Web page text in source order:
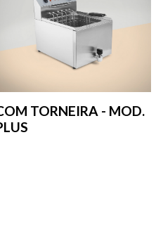
TORNEIRA - MOD.